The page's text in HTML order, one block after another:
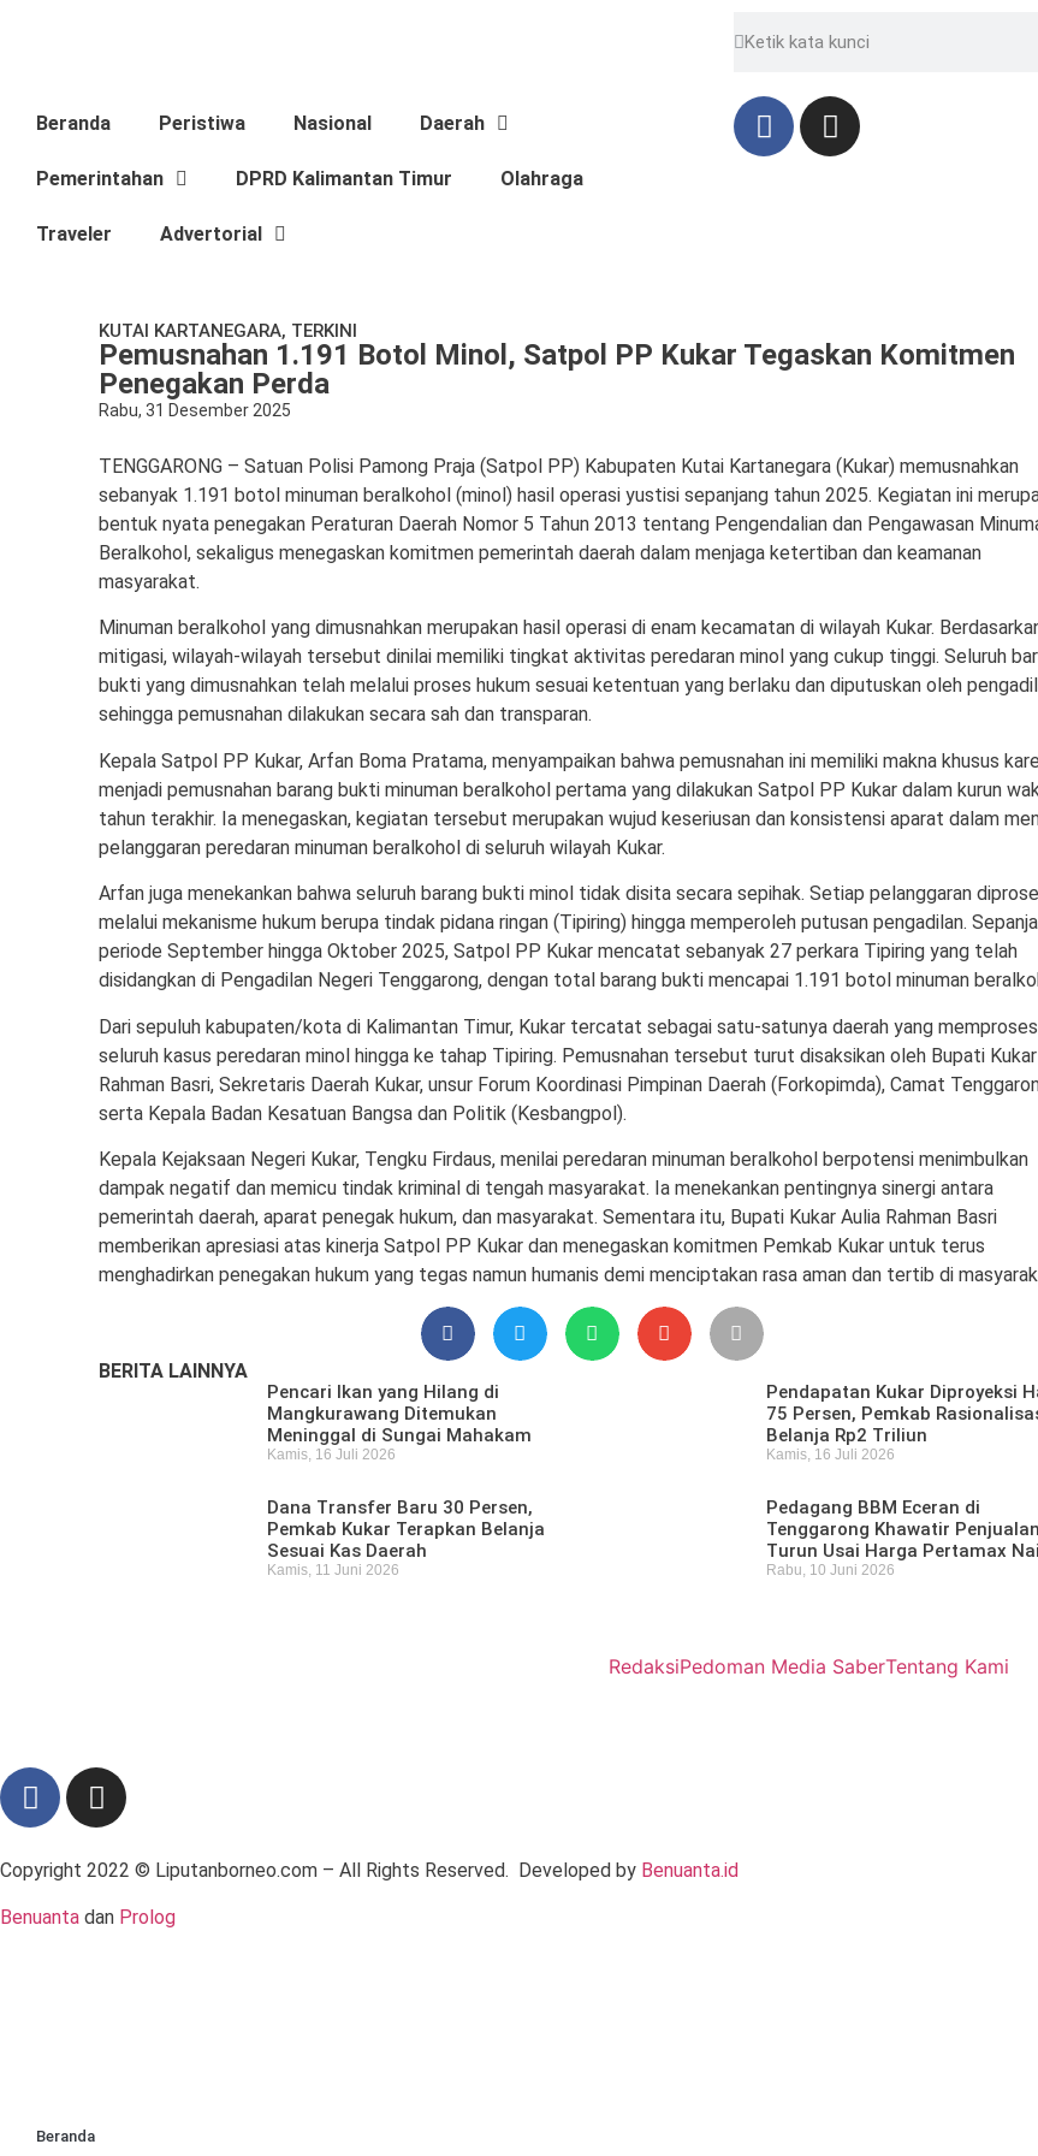
Beranda Peristiwa Nasional Daerah
Pemerintahan DPRD Kalimantan Timur Olahraga
Traveler Advertorial
KUTAI KARTANEGARA, TERKINI
Pemusnahan 1.191 Botol Minol, Satpol PP Kukar Tegaskan Komitmen
Penegakan Perda
Rabu, 31 Desember 2025
TENGGARONG – Satuan Polisi Pamong Praja (Satpol PP) Kabupaten Kutai Kartanegara (Kukar) memusnahkan
sebanyak 1.191 botol minuman beralkohol (minol) hasil operasi yustisi sepanjang tahun 2025. Kegiatan ini
bentuk nyata penegakan Peraturan Daerah Nomor 5 Tahun 2013 tentang Pengendalian dan Pengawasan
Beralkohol, sekaligus menegaskan komitmen pemerintah daerah dalam menjaga ketertiban dan keamanan
masyarakat.
Minuman beralkohol yang dimusnahkan merupakan hasil operasi di enam kecamatan di wilayah Kukar.
mitigasi, wilayah-wilayah tersebut dinilai memiliki tingkat aktivitas peredaran minol yang cukup tinggi. Seluruh
bukti yang dimusnahkan telah melalui proses hukum sesuai ketentuan yang berlaku dan diputuskan oleh
sehingga pemusnahan dilakukan secara sah dan transparan.
Kepala Satpol PP Kukar, Arfan Boma Pratama, menyampaikan bahwa pemusnahan ini memiliki makna khusus
menjadi pemusnahan barang bukti minuman beralkohol pertama yang dilakukan Satpol PP Kukar dalam kurun
tahun terakhir. Ia menegaskan, kegiatan tersebut merupakan wujud keseriusan dan konsistensi aparat dalam
pelanggaran peredaran minuman beralkohol di seluruh wilayah Kukar.
Arfan juga menekankan bahwa seluruh barang bukti minol tidak disita secara sepihak. Setiap pelanggaran
melalui mekanisme hukum berupa tindak pidana ringan (Tipiring) hingga memperoleh putusan pengadilan.
periode September hingga Oktober 2025, Satpol PP Kukar mencatat sebanyak 27 perkara Tipiring yang telah
disidangkan di Pengadilan Negeri Tenggarong, dengan total barang bukti mencapai 1.191 botol minuman
Dari sepuluh kabupaten/kota di Kalimantan Timur, Kukar tercatat sebagai satu-satunya daerah yang memproses
seluruh kasus peredaran minol hingga ke tahap Tipiring. Pemusnahan tersebut turut disaksikan oleh Bupati
Rahman Basri, Sekretaris Daerah Kukar, unsur Forum Koordinasi Pimpinan Daerah (Forkopimda), Camat
serta Kepala Badan Kesatuan Bangsa dan Politik (Kesbangpol).
Kepala Kejaksaan Negeri Kukar, Tengku Firdaus, menilai peredaran minuman beralkohol berpotensi menimbulkan
dampak negatif dan memicu tindak kriminal di tengah masyarakat. Ia menekankan pentingnya sinergi antara
pemerintah daerah, aparat penegak hukum, dan masyarakat. Sementara itu, Bupati Kukar Aulia Rahman Basri
memberikan apresiasi atas kinerja Satpol PP Kukar dan menegaskan komitmen Pemkab Kukar untuk terus
menghadirkan penegakan hukum yang tegas namun humanis demi menciptakan rasa aman dan tertib di
BERITA LAINNYA
Pencari Ikan yang Hilang di
Mangkurawang Ditemukan
Meninggal di Sungai Mahakam
Kamis, 16 Juli 2026
Pendapatan Kukar Diproyeksi
75 Persen, Pemkab
Belanja Rp2 Triliun
Kamis, 16 Juli 2026
Dana Transfer Baru 30 Persen,
Pemkab Kukar Terapkan Belanja
Sesuai Kas Daerah
Kamis, 11 Juni 2026
Pedagang BBM Eceran di
Tenggarong Khawatir Penjualan
Turun Usai Harga Pertamax
Rabu, 10 Juni 2026
RedaksiPedoman Media SaberTentang Kami
Copyright 2022 © Liputanborneo.com – All Rights Reserved. Developed by Benuanta.id
Benuanta dan Prolog
Beranda